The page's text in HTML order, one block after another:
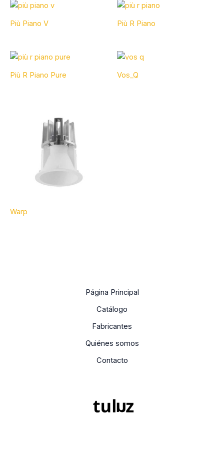
Più Piano V Più R Piano
Più R Piano Pure Vos_Q
Warp
Página Principal
Catálogo
Fabricantes
Quiénes somos
Contacto